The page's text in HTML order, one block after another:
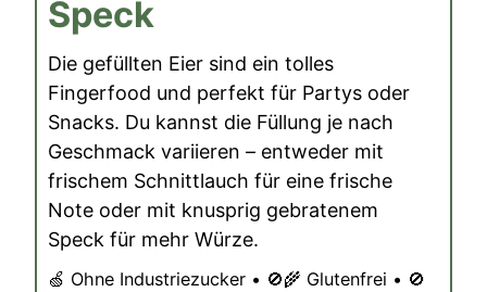
Speck
Die gefüllten Eier sind ein tolles
Fingerfood und perfekt für Partys oder
Snacks. Du kannst die Füllung je nach
Geschmack variieren – entweder mit
frischem Schnittlauch für eine frische
Note oder mit knusprig gebratenem
Speck für mehr Würze.
🍏 Ohne Industriezucker • 🚫🌾 Glutenfrei • 🚫